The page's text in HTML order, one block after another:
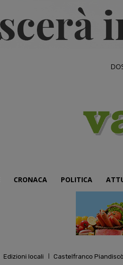
CRONACA POLITICA
Edizioni locali Castelfranco Piandiscò